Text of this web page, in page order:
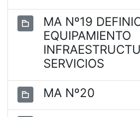
MA Nº19
EQUIPAMIENTO
SERVICIOS
MA Nº20